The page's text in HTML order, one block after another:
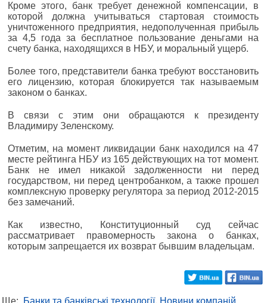
Кроме этого, банк требует денежной компенсации, в
которой должна учитываться стартовая стоимость
уничтоженного предприятия, недополученная прибыль
за 4,5 года за бесплатное пользование деньгами на
счету банка, находящихся в НБУ, и моральный ущерб.
Более того, представители банка требуют восстановить
его лицензию, которая блокируется так называемым
законом о банках.
В связи с этим они обращаются к президенту
Владимиру Зеленскому.
Отметим, на момент ликвидации банк находился на 47
месте рейтинга НБУ из 165 действующих на тот момент.
Банк не имел никакой задолженности ни перед
государством, ни перед центробанком, а также прошел
комплексную проверку регулятора за период 2012-2015
без замечаний.
Как известно, Конституционный суд сейчас
рассматривает правомерность закона о банках,
которым запрещается их возврат бывшим владельцам.